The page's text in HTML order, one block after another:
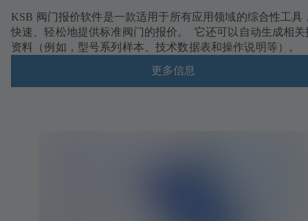
KSB 阀门报价软件是一款适用于所有应用领域的综合性工具
快速、轻松地提供标准阀门的报价。 它还可以自动生成相关
资料（例如，型号系列样本、技术数据表和操作说明等）。
更多信息